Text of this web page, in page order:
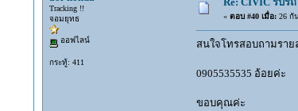
Tracking !!
จอมยุทธ
ออฟไลน์
กระทู้: 411
« ตอบ #40 เมื่อ:26 กัน
สนใจโทรสอบถามราย
0905535535 อ้อยค่ะ
ขอบคุณค่ะ